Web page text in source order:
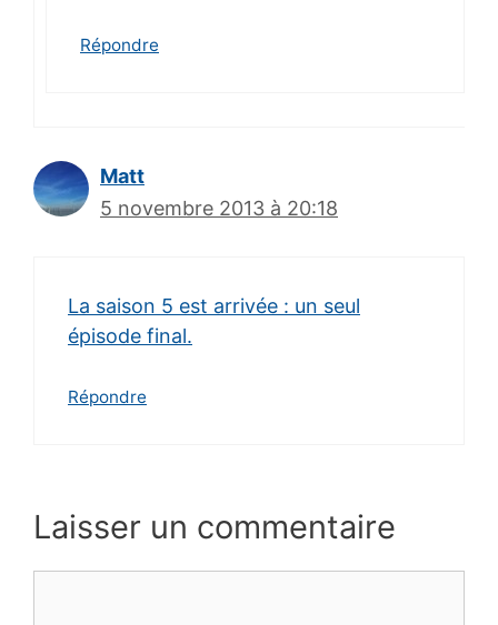
Répondre
Matt
5 novembre 2013 à 20:18
La saison 5 est arrivée : un seul
épisode final.
Répondre
Laisser un commentaire